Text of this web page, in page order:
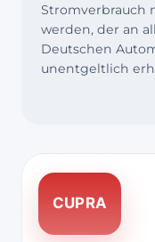
Stromverbrauch
werden, der an
Deutschen
unentgeltlich
CUPRA